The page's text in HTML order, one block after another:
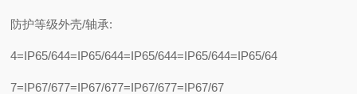
防护等级外壳/轴承:
4=IP65/644=IP65/644=IP65/644=IP65/644=IP65/64
7=IP67/677=IP67/677=IP67/677=IP67/67